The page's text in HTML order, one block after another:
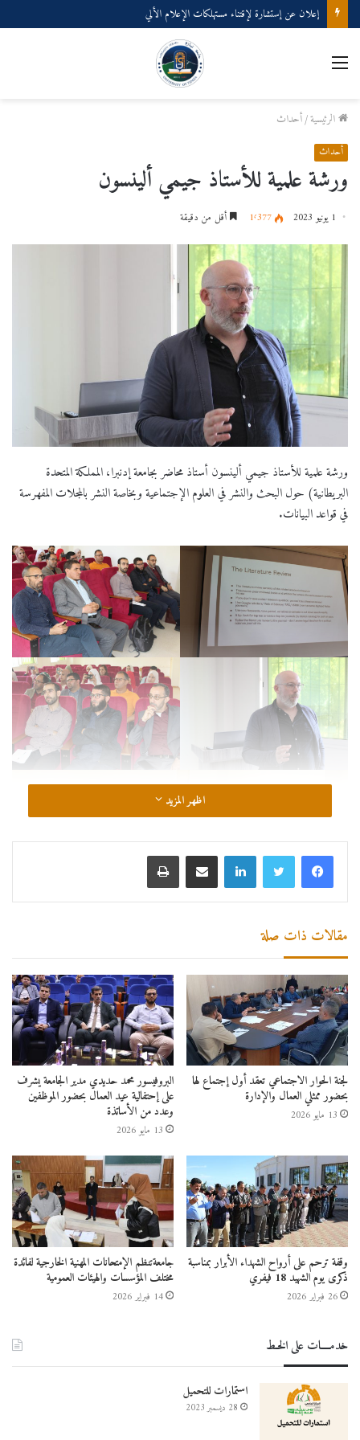
إعلان عن إستشارة لإقتناء مستهلكات الإعلام الألي
القائمة
الرئيسية/أحداث
أحداث
ورشة علمية للأستاذ جيمي ألينسون
1 يونيو 2023 1٬377 أقل من دقيقة
ورشة علمية للأستاذ جيمي ألينسون أستاذ محاضر بجامعة إدنبرا، المملكة المتحدة
البريطانية) حول البحث والنشر في العلوم الإجتماعية وبخاصة النشر بالمجلات المفهرسة
في قواعد البيانات.
المركز الجامعي مرسلي عبد الله تيبازة تيبازة
اظهر المزيد
لينكدإن مشاركة عبر البريد طباعة
مقالات ذات صلة
لجنة الحوار الاجتماعي تعقد أول إجتماع لها
بحضور ممثلي العمال والإدارة
13 مايو 2026
البروفيسور محمد حديدي مدير الجامعة يشرف
على إحتفالية عيد العمال بحضور الموظفين
وعدد من الأساتذة
13 مايو 2026
وقفة ترحم على أرواح الشهداء الأبرار بمناسبة
ذكرى يوم الشهيد 18 فيفري
26 فبراير 2026
جامعةتنظم الإمتحانات المهنية الخارجية لفائدة
مختلف المؤسسات والهيئات العمومية
14 فبراير 2026
خدمــــات على الخـط
استمارات للتحميل
28 ديسمبر 2023